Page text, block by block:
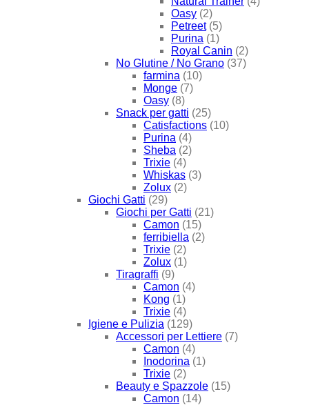
Oasy (2)
Petreet (5)
Purina (1)
Royal Canin (2)
No Glutine / No Grano (37)
farmina (10)
Monge (7)
Oasy (8)
Snack per gatti (25)
Catisfactions (10)
Purina (4)
Sheba (2)
Trixie (4)
Whiskas (3)
Zolux (2)
Giochi Gatti (29)
Giochi per Gatti (21)
Camon (15)
ferribiella (2)
Trixie (2)
Zolux (1)
Tiragraffi (9)
Camon (4)
Kong (1)
Trixie (4)
Igiene e Pulizia (129)
Accessori per Lettiere (7)
Camon (4)
Inodorina (1)
Trixie (2)
Beauty e Spazzole (15)
Camon (14)